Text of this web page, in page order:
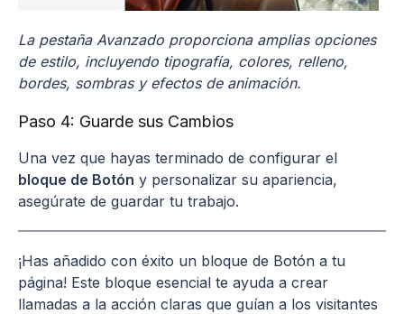
La pestaña Avanzado proporciona amplias opciones
de estilo, incluyendo tipografía, colores, relleno,
bordes, sombras y efectos de animación.
Paso 4: Guarde sus Cambios
Una vez que hayas terminado de configurar el
bloque de Botón y personalizar su apariencia,
asegúrate de guardar tu trabajo.
¡Has añadido con éxito un bloque de Botón a tu
página! Este bloque esencial te ayuda a crear
llamadas a la acción claras que guían a los visitantes